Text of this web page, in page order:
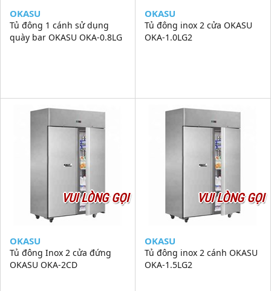
OKASU
Tủ đông 1 cánh sử dụng
quày bar OKASU OKA-0.8LG
OKASU
Tủ đông inox 2 cửa OKASU
OKA-1.0LG2
VUI LÒNG GỌI
OKASU
Tủ đông Inox 2 cửa đứng
OKASU OKA-2CD
VUI LÒNG GỌI
OKASU
Tủ đông inox 2 cánh OKASU
OKA-1.5LG2